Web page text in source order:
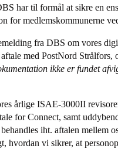
har til formål at sikre en
for medlemskommunerne
fra DBS om vores
med PostNord
ikke er fundet
årlige ISAE-3000II
for Connect, samt
iht. aftalen mellem
hvordan vi sikrer, at